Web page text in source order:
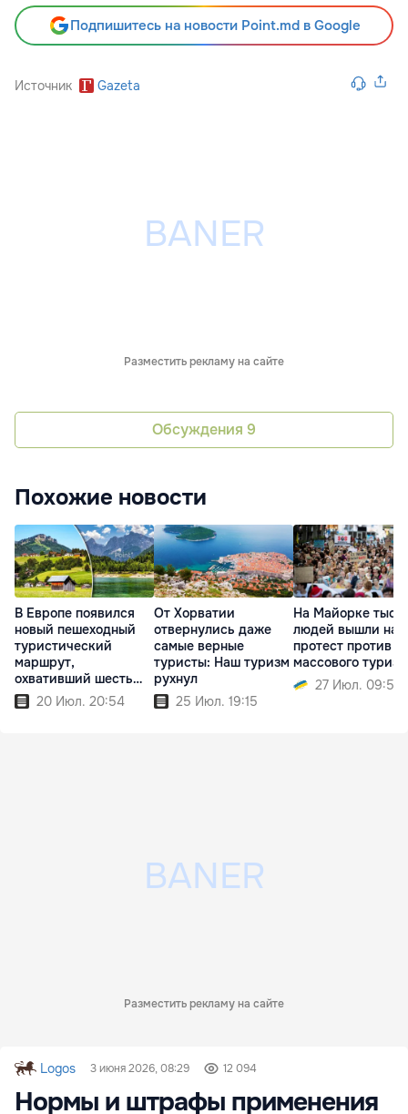
Подпишитесь на новости Point.md в Google
Источник Gazeta
Разместить рекламу на сайте
Обсуждения 9
Похожие новости
В Европе появился
новый пешеходный
туристический
маршрут,
охвативший шесть
стран20 Июл. 20:54
От Хорватии
отвернулись даже
самые верные
туристы: Наш туризм
рухнул
25 Июл. 19:15
На Майорке
людей вышли на
протест против
массового
27 Июл. 09:51
Разместить рекламу на сайте
Logos 3 июня 2026, 08:29 12 094
Нормы и штрафы применения